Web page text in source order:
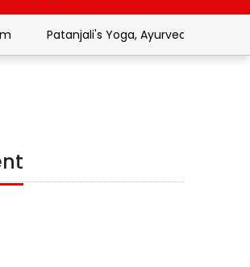
Patanjali's Yoga, Ayurveda and